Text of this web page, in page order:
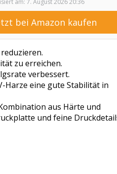
am: 7. August 2026 20:36
bei Amazon kaufen
zu erreichen.
verbessert.
Harze eine gute Stabilität in
aus Härte und
und feine